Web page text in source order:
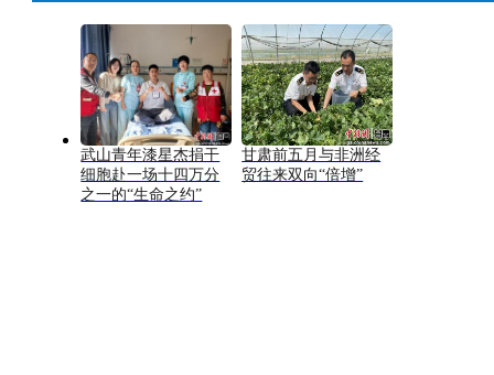
武山青年漆星杰捐干
细胞赴一场十四万分
之一的“生命之约”
甘肃前五月与非洲经
贸往来双向“倍增”